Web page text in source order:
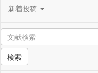
新着投稿
検索